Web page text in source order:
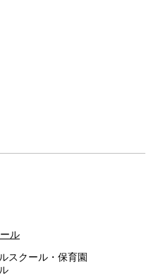
スクール・保育園